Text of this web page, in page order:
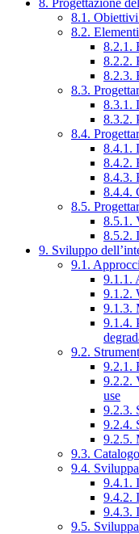
8. Progettazione
8.1. Obiettivi
8.2.
8.2.1.
8.2.2.
8.2.3.
8.3.
8.3.1.
8.3.2.
8.4.
8.4.1.
8.4.2.
8.4.3.
8.4.4.
8.5.
8.5.1.
8.5.2.
9. Sviluppo
9.1.
9.1.1.
9.1.2.
9.1.3.
9.1.4.
9.2.
9.2.1.
9.2.2.
use
9.2.3.
9.2.4.
9.2.5.
9.3.
9.4.
9.4.1.
9.4.2.
9.4.3.
9.5.